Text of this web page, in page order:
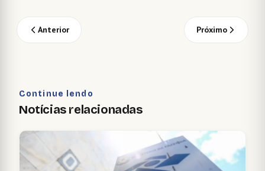
Anterior Próximo
Continue lendo
Notícias relacionadas